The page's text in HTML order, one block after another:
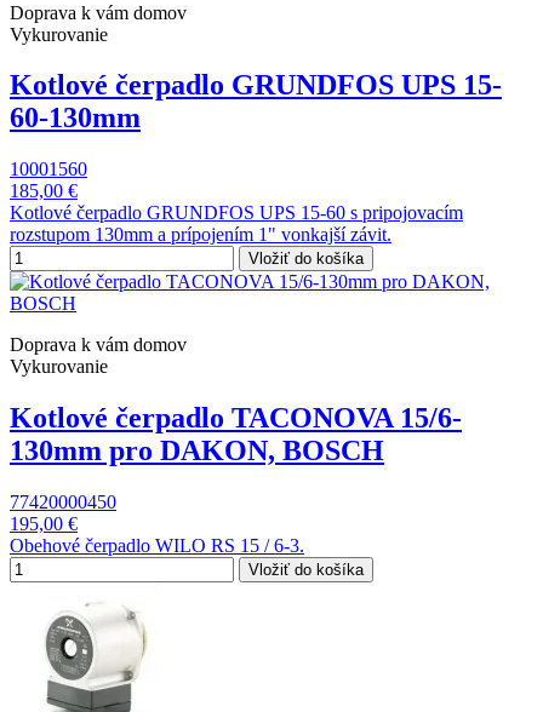
Doprava k vám domov
Vykurovanie
Kotlové čerpadlo GRUNDFOS UPS 15-
60-130mm
10001560
185,00 €
Kotlové čerpadlo GRUNDFOS UPS 15-60 s pripojovacím
rozstupom 130mm a prípojením 1" vonkajší závit.
Vložiť do košíka
Doprava k vám domov
Vykurovanie
Kotlové čerpadlo TACONOVA 15/6-
130mm pro DAKON, BOSCH
77420000450
195,00 €
Obehové čerpadlo WILO RS 15 / 6-3.
Vložiť do košíka